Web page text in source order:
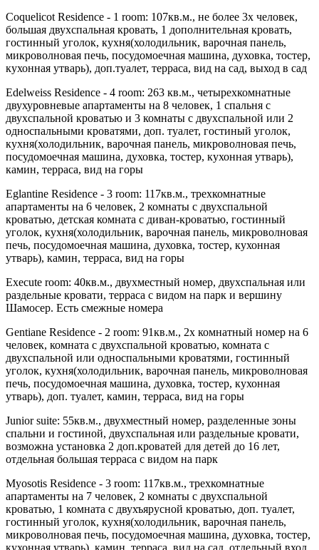
Coquelicot Residence - 1 room: 107кв.м., не более 3х человек,
большая двухспальная кровать, 1 дополнительная кровать,
гостинный уголок, кухня(холодильник, варочная панель,
микроволновая печь, посудомоечная машина, духовка, тостер,
кухонная утварь), доп.туалет, терраса, вид на сад, выход в сад
Edelweiss Residence - 4 room: 263 кв.м., четырехкомнатные
двухуровневые апартаменты на 8 человек, 1 спальня с
двухспальной кроватью и 3 комнаты с двухспальной или 2
односпальными кроватями, доп. туалет, гостиный уголок,
кухня(холодильник, варочная панель, микроволновая печь,
посудомоечная машина, духовка, тостер, кухонная утварь),
камин, терраса, вид на горы
Eglantine Residence - 3 room: 117кв.м., трехкомнатные
апартаменты на 6 человек, 2 комнаты с двухспальной
кроватью, детская комната с диван-кроватью, гостинный
уголок, кухня(холодильник, варочная панель, микроволновая
печь, посудомоечная машина, духовка, тостер, кухонная
утварь), камин, терраса, вид на горы
Execute room: 40кв.м., двухместный номер, двухспальная или
раздельные кровати, терраса с видом на парк и вершину
Шамосер. Есть смежные номера
Gentiane Residence - 2 room: 91кв.м., 2х комнатный номер на 6
человек, комната с двухспальной кроватью, комната с
двухспальной или односпальными кроватями, гостинный
уголок, кухня(холодильник, варочная панель, микроволновая
печь, посудомоечная машина, духовка, тостер, кухонная
утварь), доп. туалет, камин, терраса, вид на горы
Junior suite: 55кв.м., двухместный номер, разделенные зоны
спальни и гостиной, двухспальная или раздельные кровати,
возможна установка 2 доп.кроватей для детей до 16 лет,
отдельная большая терраса с видом на парк
Myosotis Residence - 3 room: 117кв.м., трехкомнатные
апартаменты на 7 человек, 2 комнаты с двухспальной
кроватью, 1 комната c двухъярусной кроватью, доп. туалет,
гостинный уголок, кухня(холодильник, варочная панель,
микроволновая печь, посудомоечная машина, духовка, тостер,